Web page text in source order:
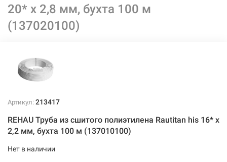
20* x 2,8 мм, бухта 100 м
(137020100)
Артикул: 213417
REHAU Труба из сшитого полиэтилена Rautitan his 16* x
2,2 мм, бухта 100 м (137010100)
Нет в наличии